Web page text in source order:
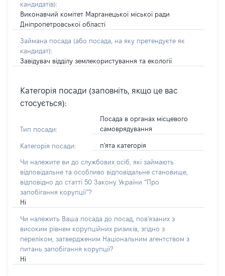
кандидатів):
Виконавчий комітет Марганецької міської ради
Дніпропетровської області
Займана посада (або посада, на яку претендуєте як
кандидат):
Завідувач відділу землекористування та екології
Категорія посади (заповніть, якщо це вас
стосується):
Тип посади:
Посада в органах місцевого
самоврядування
Категорія посади: п'ята категорія
Чи належите ви до службових осіб, які займають
відповідальне та особливо відповідальне становище,
відповідно до статті 50 Закону України “Про
запобігання корупції”?
Ні
Чи належить Ваша посада до посад, пов'язаних з
високим рівнем корупційних ризиків, згідно з
переліком, затвердженим Національним агентством з
питань запобігання корупції?
Ні